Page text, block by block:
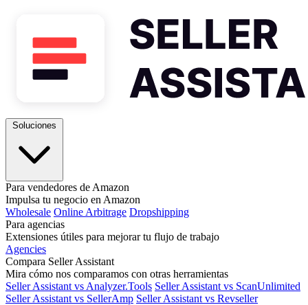
Para vendedores de Amazon
Impulsa tu negocio en Amazon
Wholesale Online Arbitrage Dropshipping
Para agencias
Extensiones útiles para mejorar tu flujo de trabajo
Agencies
Compara Seller Assistant
Mira cómo nos comparamos con otras herramientas
Seller Assistant vs Analyzer.Tools Seller Assistant vs ScanUnlimited
Seller Assistant vs SellerAmp Seller Assistant vs Revseller